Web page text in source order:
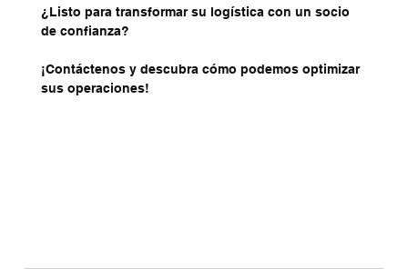
¿Listo para transformar su logística con un socio
de confianza?
¡Contáctenos y descubra cómo podemos optimizar
sus operaciones!